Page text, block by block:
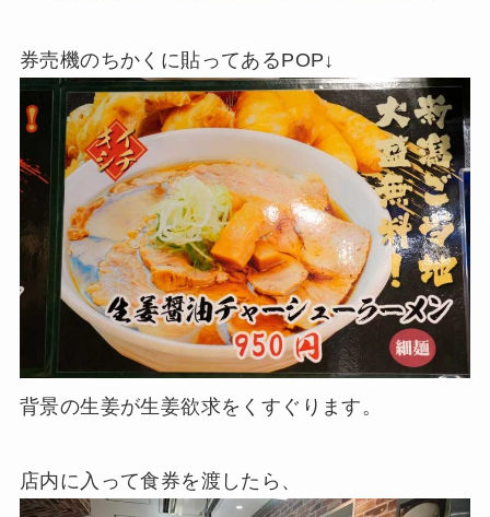
券売機のちかくに貼ってあるPOP↓
背景の生姜が生姜欲求をくすぐります。
店内に入って食券を渡したら、